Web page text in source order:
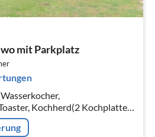
mit Parkplatz
Kochherd(2 Kochplatten,